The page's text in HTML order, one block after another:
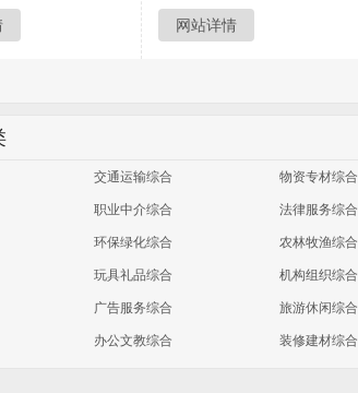
网站详情
交通运输综合 物资专材综合
职业中介综合 法律服务综合
环保绿化综合 农林牧渔综合
玩具礼品综合 机构组织综合
广告服务综合 旅游休闲综合
办公文教综合 装修建材综合